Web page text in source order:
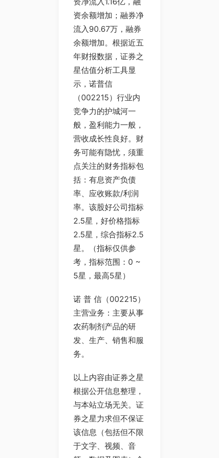
资余额增加；融券净
流入90.67万，融券
余额增加。根据近五
年财报数据，证券之
星估值分析工具显
示，诺普信
（002215）行业内
竞争力的护城河一
般，盈利能力一般，
营收成长性良好。财
务可能有隐忧，须重
点关注的财务指标包
括：有息资产负债
率、应收账款/利润
率。该股好公司指标
2.5星，好价格指标
2.5星，综合指标2.5
星。（指标仅供参
考，指标范围：0 ~
5星，最高5星）
诺 普 信（002215）
主营业务：主要从事
农药制剂产品的研
发、生产、销售和服
务。
以上内容由证券之星
根据公开信息整理，
与本站立场无关。证
券之星力求但不保证
该信息（包括但不限
于文字、视频、音